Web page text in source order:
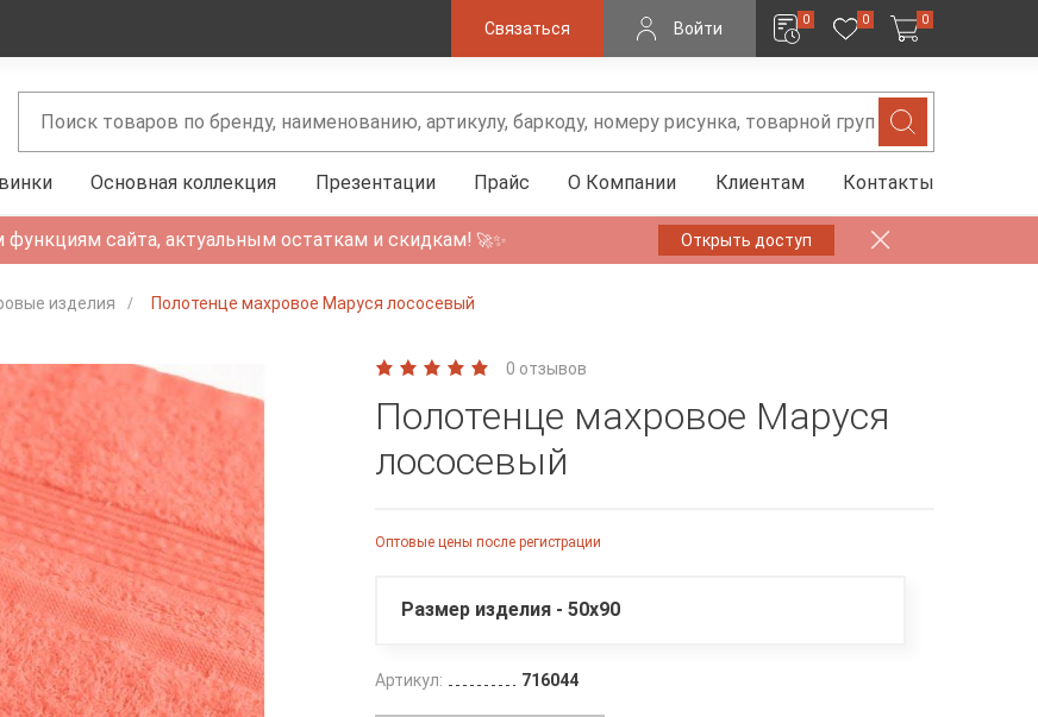
Связаться Войти 0 0 0
Основная коллекция Презентации Прайс О Компании Клиентам Контакты
сайта, актуальным остаткам и скидкам! 🚀✨ Открыть доступ
изделия Полотенце махровое Маруся лососевый
0 отзывов
Полотенце махровое Маруся
лососевый
Оптовые цены после регистрации
Размер изделия - 50х90
Артикул: 716044